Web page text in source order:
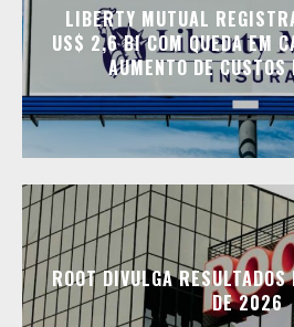
LIBERTY MUTUAL
US$ 2,6 BI COM QUEDA EM
AUMENTO DE
ROOT DIVULGA
DE 2026